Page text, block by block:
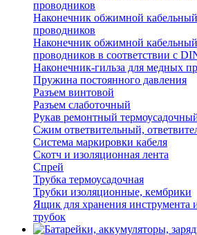
проводников
Наконечник обжимной
проводников
Наконечник обжимной
проводников в соответствии с
Наконечник-гильза для медных
Пружина постоянного давления
Разъем винтовой
Разъем слаботочный
Рукав ремонтный
Сжим ответвительный,
Система маркировки кабеля
Скотч и изоляционная лента
Спрей
Трубка термоусадочная
Трубки изоляционные, кембрики
Ящик для хранения инструмента
трубок